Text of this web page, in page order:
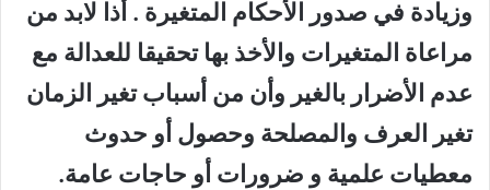
وزيادة في صدور الأحكام المتغيرة . أذا لابد من
مراعاة المتغيرات والأخذ بها تحقيقا للعدالة مع
عدم الأضرار بالغير وأن من أسباب تغير الزمان
تغير العرف والمصلحة وحصول أو حدوث
معطيات علمية و ضرورات أو حاجات عامة.